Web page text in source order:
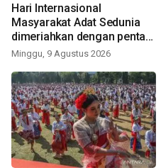
Hari Internasional
Masyarakat Adat Sedunia
dimeriahkan dengan pentas
seni budaya Bali
Minggu, 9 Agustus 2026